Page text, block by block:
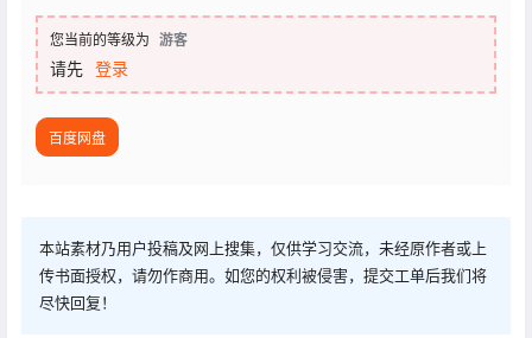
您当前的等级为 游客
请先 登录
百度网盘
本站素材乃用户投稿及网上搜集，仅供学习交流，未经原作者或上
传书面授权，请勿作商用。如您的权利被侵害，提交工单后我们将
尽快回复！